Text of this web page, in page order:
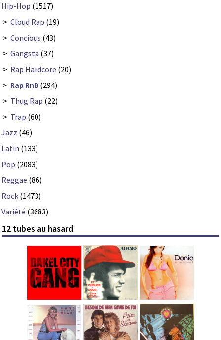
Hip-Hop (1517)
> Cloud Rap (19)
> Concious (43)
> Gangsta (37)
> Rap Hardcore (20)
> Rap RnB (294)
> Thug Rap (22)
> Trap (60)
Jazz (46)
Latin (133)
Pop (2083)
Reggae (86)
Rock (1473)
Variété (3683)
12 tubes au hasard